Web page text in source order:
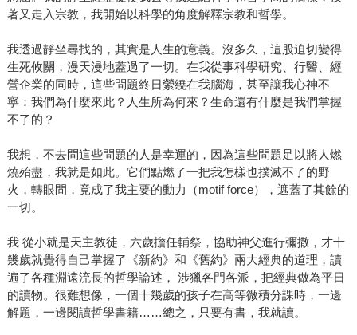
著又走入宗教，我開始以科學的角度解釋宗教和哲學。
我透過靜坐尋找的，其實是人生的意義。沒多久，這股迫切變得
生死攸關，漫天漫地蓋過了一切。在我從事科學研究、行醫、經
營企業的同時，這些問題終日縈繞在我腦海，甚至讓我心神不
寧：我們為什麼來此？人生所為何來？生命還有什麼是我們掌握
不了的？
我想，不去問這些問題的人是幸運的，因為這些問題足以將人燃
燒殆盡，我就是如此。它們點燃了一把我怎樣也撲滅不了的野
火，轉眼間，竟成了我主要的動力（motif force），遮蓋了其餘的
一切。
我 從小就是天主教徒，六歲擔任輔祭，協助神父進行彌撒，才十
幾歲就覺得自己掌握了《新約》和《舊約》兩大經典的道理，讀
遍了各種淵遠流長的哲學論述， 涉獵各門各派，把經典做為平日
的讀物。很難想像，一個十幾歲的孩子在高等微積分課時，一邊
解題，一邊閱讀哲學書籍……總之，只要有書，我就讀。